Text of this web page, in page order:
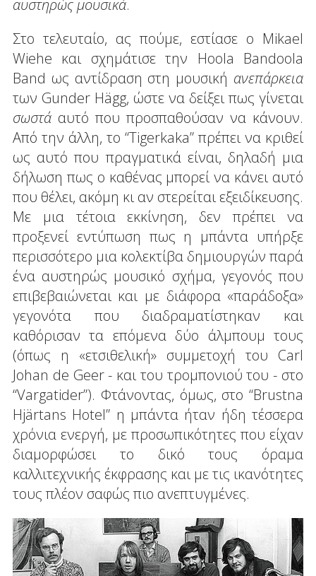
αυστηρώς μουσικά.
Στο τελευταίο, ας πούμε, εστίασε ο Mikael
Wiehe και σχημάτισε την Hoola Bandoola
Band ως αντίδραση στη μουσική ανεπάρκεια
των Gunder Hägg, ώστε να δείξει πως γίνεται
σωστάαυτό που προσπαθούσαν να κάνουν.
Από την άλλη, το “Tigerkaka” πρέπει να κριθεί
ως αυτό που πραγματικά είναι, δηλαδή μια
δήλωση πως ο καθένας μπορεί να κάνει αυτό
που θέλει, ακόμη κι αν στερείται εξειδίκευσης.
Με μια τέτοια εκκίνηση, δεν πρέπει να
προξενεί εντύπωση πως η μπάντα υπήρξε
περισσότερο μια κολεκτίβα δημιουργών παρά
ένα αυστηρώς μουσικό σχήμα, γεγονός που
επιβεβαιώνεται και με διάφορα «παράδοξα»
γεγονότα που διαδραματίστηκαν και
καθόρισαν τα επόμενα δύο άλμπουμ τους
(όπως η «ετσιθελική» συμμετοχή του Carl
Johan de Geer - και του τρομπονιού του - στο
“Vargatider”). Φτάνοντας, όμως, στο “Brustna
Hjärtans Hotel” η μπάντα ήταν ήδη τέσσερα
χρόνια ενεργή, με προσωπικότητες που είχαν
διαμορφώσει το δικό τους όραμα
καλλιτεχνικής έκφρασης και με τις ικανότητες
τους πλέον σαφώς πιο ανεπτυγμένες.